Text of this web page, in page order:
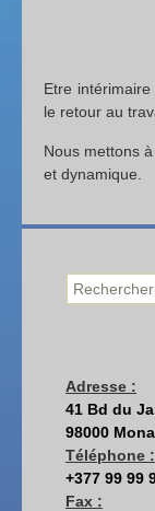
Etre intérimaire
le retour au
Nous mettons
et dynamique.
Rechercher :
Adresse :
41 Bd du
98000
Téléphone :
+377 99 99
Fax :